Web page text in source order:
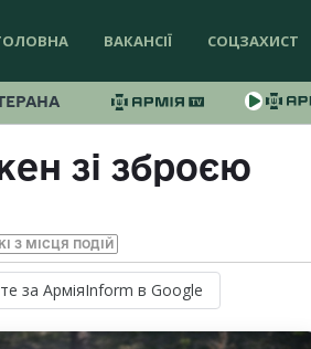
ВАКАНСІЇ СОЦЗАХИСТ
зі зброєю
З МІСЦЯ ПОДІЙ
за АрміяInform в Google